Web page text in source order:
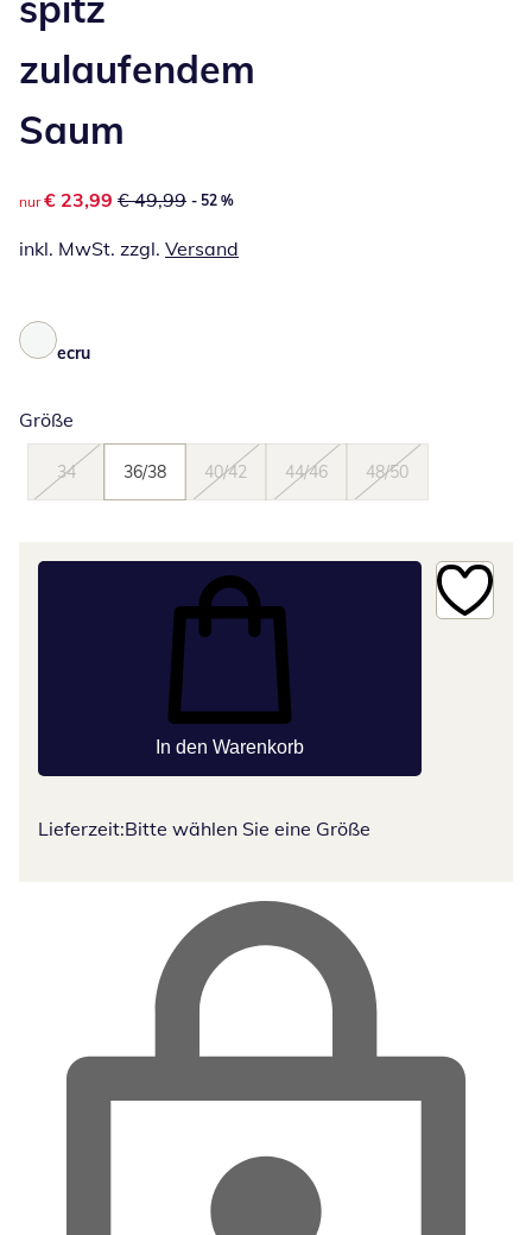
zulaufendem
Saum
reduzierter Preis € 23,99, vorheriger Preis: € 49,99
nur € 23,99 € 49,99 - 52 %
inkl. MwSt. zzgl. Versand
ecru
Größe
34 36/38 40/42 44/46 48/50
In den Warenkorb
Lieferzeit:Bitte wählen Sie eine Größe